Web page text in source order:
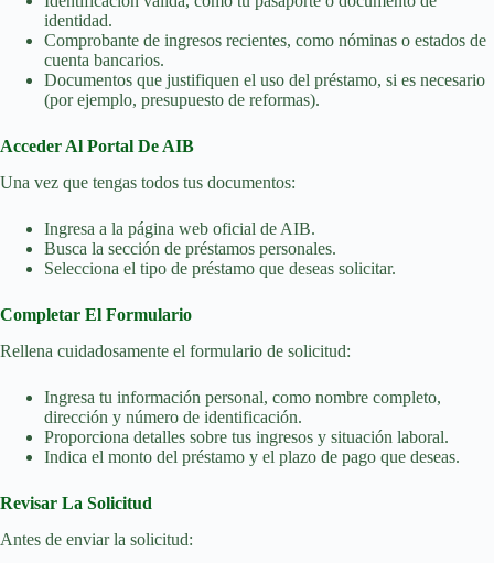
identidad.
Comprobante de ingresos recientes, como nóminas o estados de
cuenta bancarios.
Documentos que justifiquen el uso del préstamo, si es necesario
(por ejemplo, presupuesto de reformas).
Acceder Al Portal De AIB
Una vez que tengas todos tus documentos:
Ingresa a la página web oficial de AIB.
Busca la sección de préstamos personales.
Selecciona el tipo de préstamo que deseas solicitar.
Completar El Formulario
Rellena cuidadosamente el formulario de solicitud:
Ingresa tu información personal, como nombre completo,
dirección y número de identificación.
Proporciona detalles sobre tus ingresos y situación laboral.
Indica el monto del préstamo y el plazo de pago que deseas.
Revisar La Solicitud
Antes de enviar la solicitud: